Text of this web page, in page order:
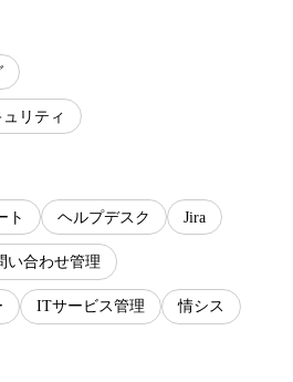
リティ
ト ヘルプデスク Jira
い合わせ管理
ITサービス管理 情シス